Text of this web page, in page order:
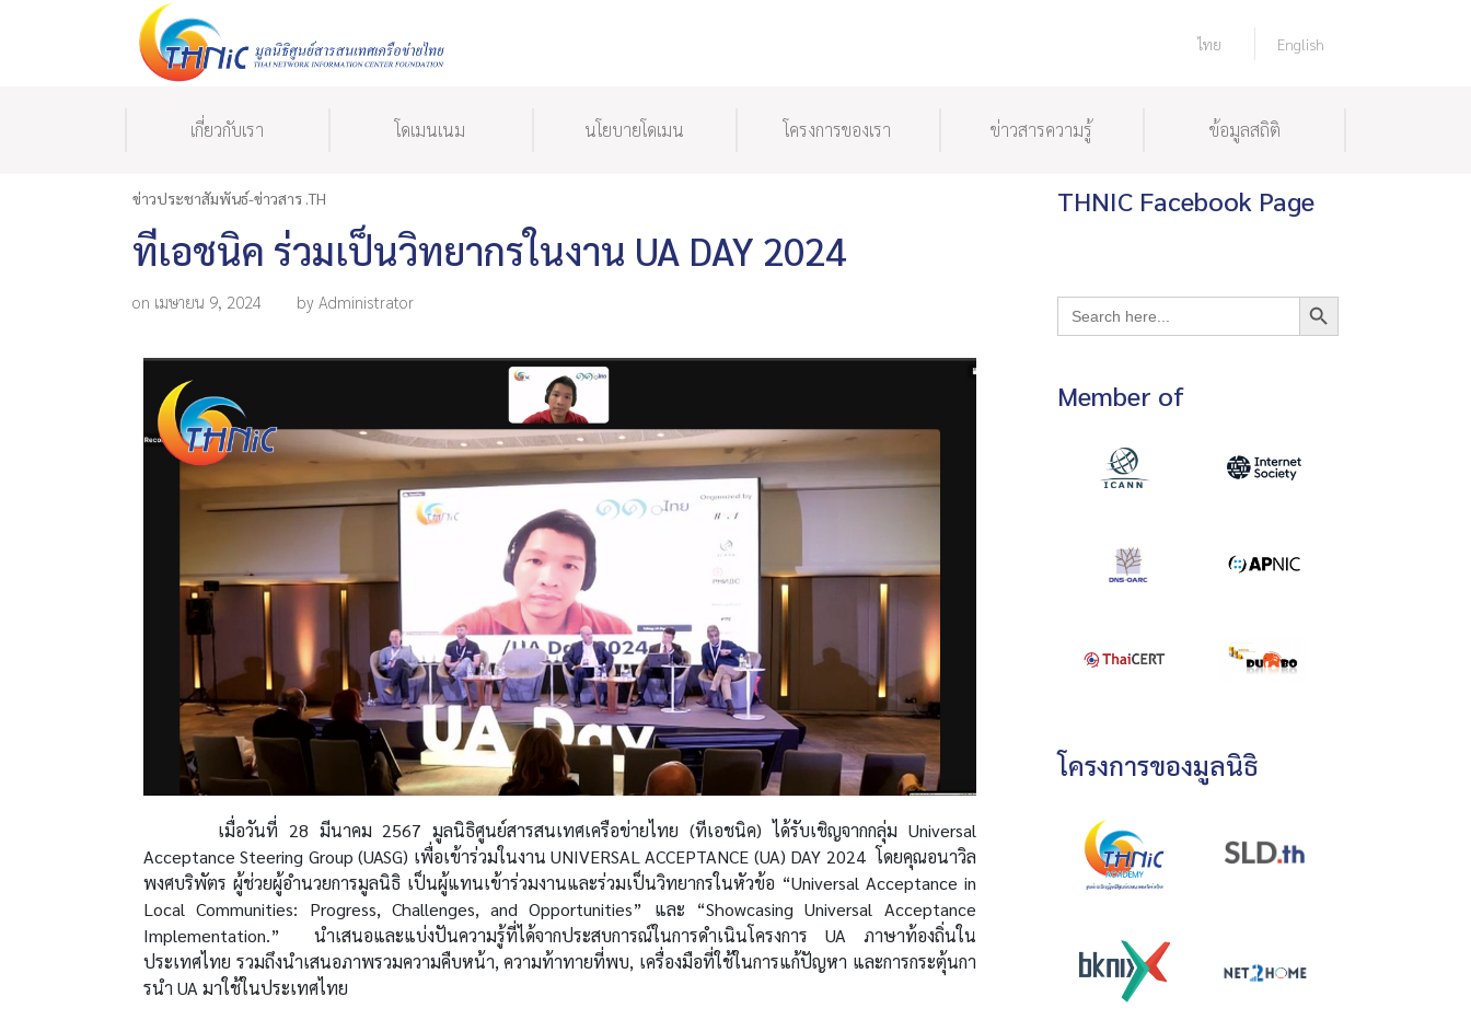
ไทย English
เกี่ยวกับเรา โดเมนเนม นโยบายโดเมน โครงการของเรา ข่าวสารความรู้ ข้อมูลสถิติ
ข่าวประชาสัมพันธ์-ข่าวสาร .TH
ทีเอชนิค ร่วมเป็นวิทยากรในงาน UA DAY 2024
on เมษายน 9, 2024 by Administrator
เมื่อวันที่ 28 มีนาคม 2567มูลนิธิศูนย์สารสนเทศเครือข่ายไทย (ทีเอชนิค) ได้รับเชิญจากกลุ่ม Universal
Acceptance Steering Group (UASG) เพื่อเข้าร่วมในงาน UNIVERSAL ACCEPTANCE (UA) DAY 2024โดยคุณอนาวิล
พงศบริพัตร ผู้ช่วยผู้อำนวยการมูลนิธิ เป็นผู้แทนเข้าร่วมงานและร่วมเป็นวิทยากรในหัวข้อ “Universal Acceptance in
Local Communities: Progress, Challenges, and Opportunities” และ “Showcasing Universal Acceptance
Implementation.”นำเสนอและแบ่งปันความรู้ที่ได้จากประสบการณ์ในการดำเนินโครงการ UA ภาษาท้องถิ่นใน
ประเทศไทย รวมถึงนำเสนอภาพรวมความคืบหน้า, ความท้าทายที่พบ, เครื่องมือที่ใช้ในการแก้ปัญหา และการกระตุ้นกา
รนำ UA มาใช้ในประเทศไทย
THNIC Facebook Page
Search
for:
Search Button
Member of
โครงการของมูลนิธิ